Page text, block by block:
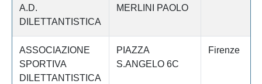
A.D.
DILETTANTISTICA
MERLINI PAOLO
ASSOCIAZIONE
SPORTIVA
DILETTANTISTICA
PIAZZA
S.ANGELO 6C
Firenze